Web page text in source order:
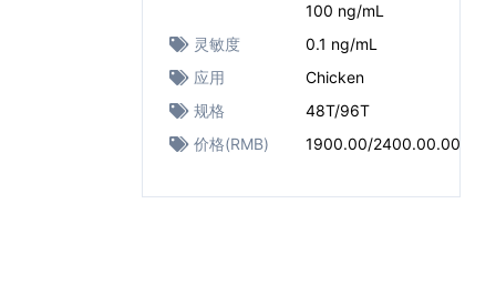
100 ng/mL
灵敏度
0.1 ng/mL
应用
Chicken
规格
48T/96T
价格(RMB)
1900.00/2400.00.00